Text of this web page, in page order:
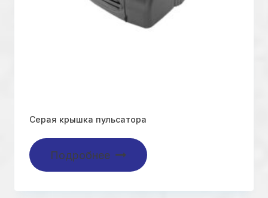
Серая крышка пульсатора
Подробнее